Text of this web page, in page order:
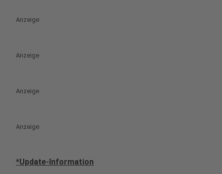
Anzeige
Anzeige
Anzeige
Anzeige
*Update-Information